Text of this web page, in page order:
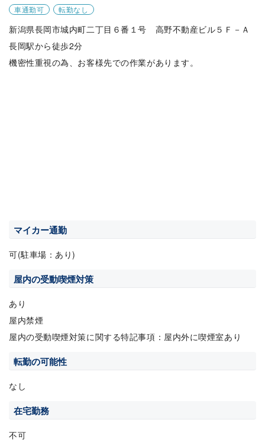
車通勤可 転勤なし
新潟県長岡市城内町二丁目６番１号 高野不動産ビル５Ｆ－Ａ
長岡駅から徒歩2分
機密性重視の為、お客様先での作業があります。
マイカー通勤
可(駐車場：あり)
屋内の受動喫煙対策
あり
屋内禁煙
屋内の受動喫煙対策に関する特記事項：屋内外に喫煙室あり
転勤の可能性
なし
在宅勤務
不可